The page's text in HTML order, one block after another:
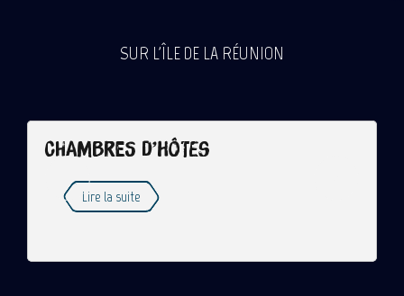
SUR L'ÎLE DE LA RÉUNION
Chambres d’hôtes
Lire la suite